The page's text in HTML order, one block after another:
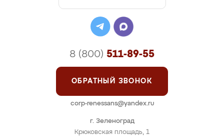
г. Зеленоград
Крюковская площадь, 1
8 (800) 511-89-55
ОБРАТНЫЙ ЗВОНОК
corp-renessans@yandex.ru